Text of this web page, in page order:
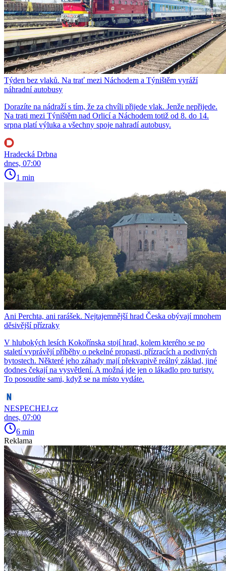
Týden bez vlaků. Na trať mezi Náchodem a Týništěm vyráží
náhradní autobusy
Dorazíte na nádraží s tím, že za chvíli přijede vlak. Jenže nepřijede.
Na trati mezi Týništěm nad Orlicí a Náchodem totiž od 8. do 14.
srpna platí výluka a všechny spoje nahradí autobusy.
Hradecká Drbna
dnes, 07:00
1 min
Ani Perchta, ani rarášek. Nejtajemnější hrad Česka obývají mnohem
děsivější přízraky
V hlubokých lesích Kokořínska stojí hrad, kolem kterého se po
staletí vyprávějí příběhy o pekelné propasti, přízracích a podivných
bytostech. Některé jeho záhady mají překvapivě reálný základ, jiné
dodnes čekají na vysvětlení. A možná jde jen o lákadlo pro turisty.
To posoudíte sami, když se na místo vydáte.
NESPECHEJ.cz
dnes, 07:00
6 min
Reklama